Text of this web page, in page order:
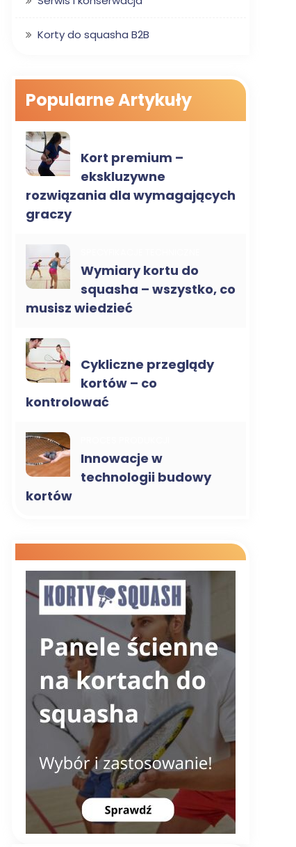
Korty do squasha B2B
Popularne Artykuły
Kort premium –
ekskluzywne
rozwiązania dla wymagających
graczy
Wymiary kortu do
squasha – wszystko, co
musisz wiedzieć
Cykliczne przeglądy
kortów – co
kontrolować
Innowacje w
technologii budowy
kortów